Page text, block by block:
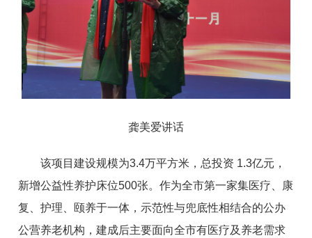
龚美爱讲话
该项目建设规模为3.4万平方米，总投资 1.3亿元，
新增公益性养护床位500张。作为全市第一家集医疗、康
复、护理、颐养于一体，示范性与兜底性相结合的公办
公营养老机构，建成后主要面向全市有医疗及养老需求